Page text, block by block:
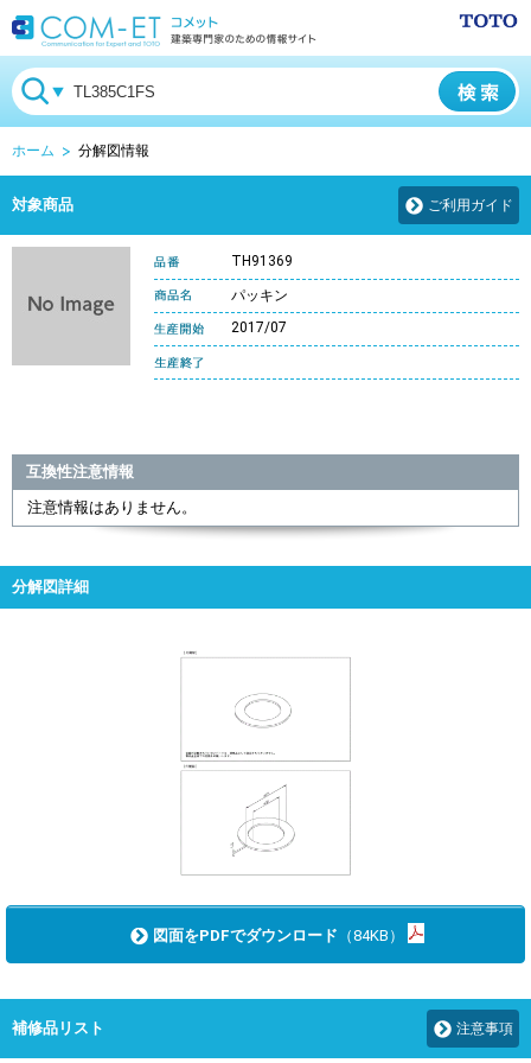
ホーム 分解図情報
対象商品 ご利用ガイド
TH91369
パッキン
2017/07
互換性注意情報
注意情報はありません。
分解図詳細
図面をPDFでダウンロード （84KB）
補修品リスト 注意事項